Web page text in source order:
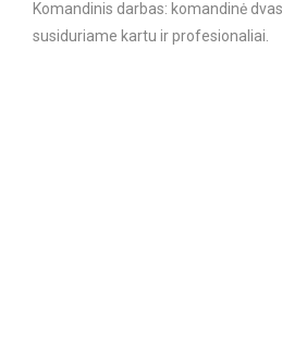
Komandinis darbas: komandinė
susiduriame kartu ir profesionaliai.